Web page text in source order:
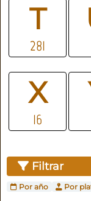
T
281
X
16
Filtrar
Por año Por